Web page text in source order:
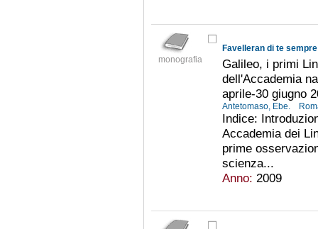
monografia
Favelleran di te
Galileo, i primi
dell'Accademia
aprile-30 giugno
Antetomaso, Ebe.
Indice:
Accademia dei
prime
scienza...
Anno: 2009